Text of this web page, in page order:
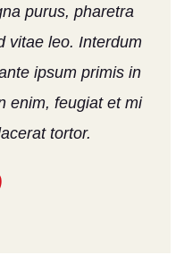
purus, pharetra
vitae leo. Interdum
ipsum primis in
enim, feugiat et mi
tortor.